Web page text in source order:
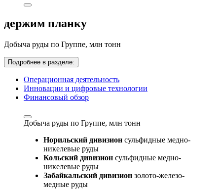
держим планку
Добыча руды по Группе, млн тонн
Подробнее в разделе:
Операционная деятельность
Инновации и цифровые технологии
Финансовый обзор
Добыча руды по Группе, млн тонн
Норильский дивизион сульфидные медно-
никелевые руды
Кольский дивизион сульфидные медно-
никелевые руды
Забайкальский дивизион золото-железо-
медные руды